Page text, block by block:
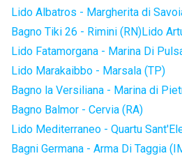
Lido Albatros - Margherita di
Bagno Tiki 26 - Rimini (RN)Lido
Lido Fatamorgana - Marina Di
Lido Marakaibbo - Marsala (TP)
Bagno la Versiliana - Marina di
Bagno Balmor - Cervia (RA)
Lido Mediterraneo - Quartu
Bagni Germana - Arma Di Taggia